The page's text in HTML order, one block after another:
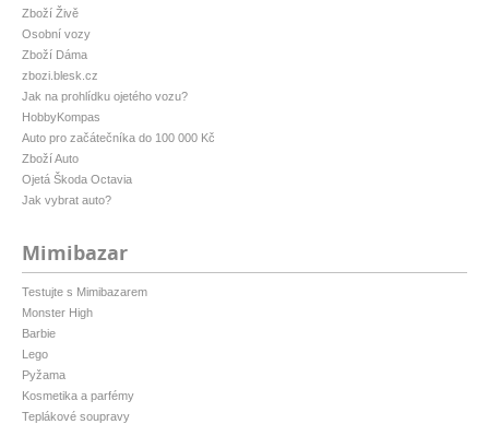
Zboží Živě
Osobní vozy
Zboží Dáma
zbozi.blesk.cz
Jak na prohlídku ojetého vozu?
HobbyKompas
Auto pro začátečníka do 100 000 Kč
Zboží Auto
Ojetá Škoda Octavia
Jak vybrat auto?
Mimibazar
Testujte s Mimibazarem
Monster High
Barbie
Lego
Pyžama
Kosmetika a parfémy
Teplákové soupravy